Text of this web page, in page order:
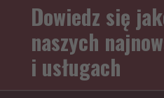
Dowiedz się
naszych
i usługach